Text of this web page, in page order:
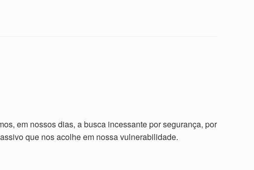
em nossos dias, a busca incessante por segurança, por
que nos acolhe em nossa vulnerabilidade.